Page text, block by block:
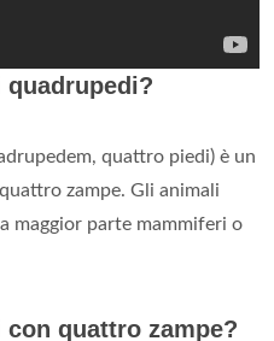
quattro piedi) è un
zampe. Gli animali
la maggior parte mammiferi o
quattro zampe?